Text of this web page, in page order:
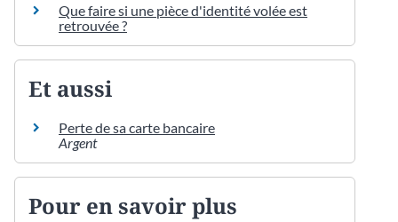
Que faire si une pièce d'identité volée est
retrouvée ?
Et aussi
Perte de sa carte bancaire
Argent
Pour en savoir plus